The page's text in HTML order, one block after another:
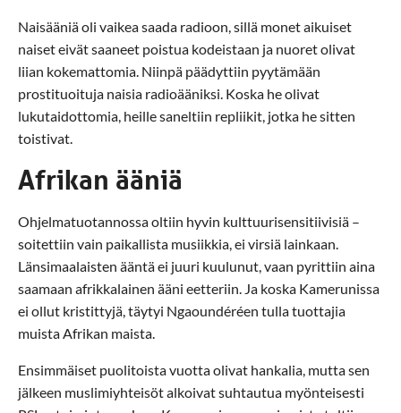
Naisääniä oli vaikea saada radioon, sillä monet aikuiset
naiset eivät saaneet poistua kodeistaan ja nuoret olivat
liian kokemattomia. Niinpä päädyttiin pyytämään
prostituoituja naisia radioääniksi. Koska he olivat
lukutaidottomia, heille saneltiin repliikit, jotka he sitten
toistivat.
Afrikan ääniä
Ohjelmatuotannossa oltiin hyvin kulttuurisensitiivisiä –
soitettiin vain paikallista musiikkia, ei virsiä lainkaan.
Länsimaalaisten ääntä ei juuri kuulunut, vaan pyrittiin aina
saamaan afrikkalainen ääni eetteriin. Ja koska Kamerunissa
ei ollut kristittyjä, täytyi Ngaoundéréen tulla tuottajia
muista Afrikan maista.
Ensimmäiset puolitoista vuotta olivat hankalia, mutta sen
jälkeen muslimiyhteisöt alkoivat suhtautua myönteisesti